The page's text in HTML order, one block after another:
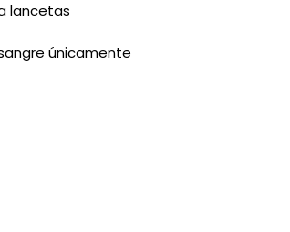
lancetas
únicamente